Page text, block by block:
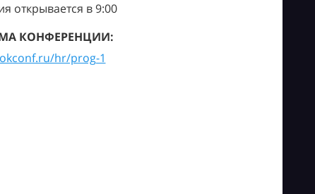
открывается в 9:00
КОНФЕРЕНЦИИ:
hr/prog-1